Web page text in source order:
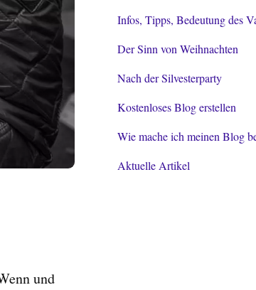
und
Infos, Tipps, Bedeutung des
Der Sinn von Weihnachten
Nach der Silvesterparty
Kostenloses Blog erstellen
Wie mache ich meinen Blog
Aktuelle Artikel